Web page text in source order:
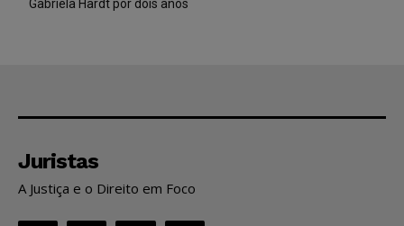
Gabriela Hardt por dois anos
Juristas
A Justiça e o Direito em Foco